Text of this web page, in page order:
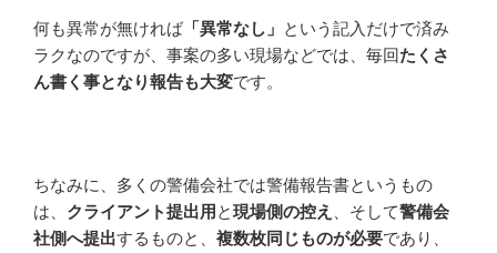
何も異常が無ければ「異常なし」 という記入だけで済み
ラクなのですが、事案の多い現場などでは、毎回たくさ
ん書く事となり報告も大変です。
ちなみに、多くの警備会社では警備報告書というもの
は、 クライアント提出用 と現場側の控え 、そして警備会
社側へ提出するものと、 複数枚同じものが必要であり、